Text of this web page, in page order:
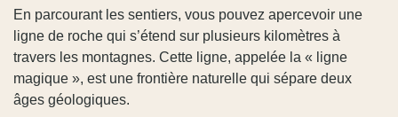
En parcourant les sentiers, vous pouvez apercevoir une
ligne de roche qui s’étend sur plusieurs kilomètres à
travers les montagnes. Cette ligne, appelée la « ligne
magique », est une frontière naturelle qui sépare deux
âges géologiques.